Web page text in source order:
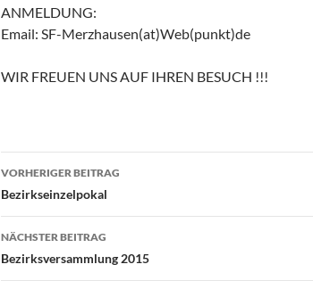
ANMELDUNG:
Email: SF-Merzhausen(at)Web(punkt)de
WIR FREUEN UNS AUF IHREN BESUCH !!!
Beitragsnavigation
VORHERIGER BEITRAG
Bezirkseinzelpokal
NÄCHSTER BEITRAG
Bezirksversammlung 2015